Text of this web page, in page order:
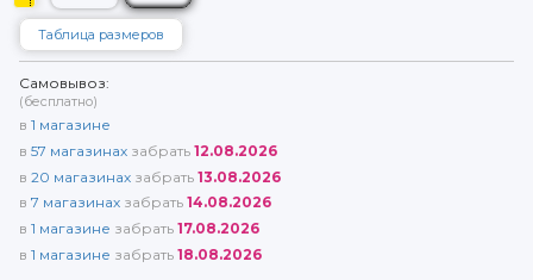
Таблица размеров
Самовывоз:
(бесплатно)
в 1 магазине
в 57 магазинах забрать 12.08.2026
в 20 магазинах забрать 13.08.2026
в 7 магазинах забрать 14.08.2026
в 1 магазине забрать 17.08.2026
в 1 магазине забрать 18.08.2026